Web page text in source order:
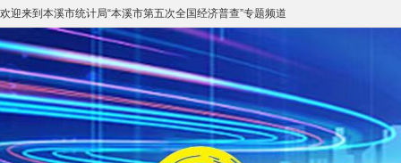
欢迎来到 本溪市统计局“本溪市第五次全国经济普查”专题频道